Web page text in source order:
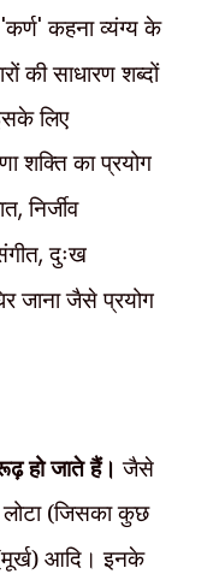
'कर्ण'कहना व्यंग्य के
की साधारण शब्दों
लिए
शक्ति का प्रयोग
,निर्जीव
,दुःख
जाना जैसे प्रयोग
हो जाते हैं।जैसे
लोटा (जिसका कुछ
आदि। इनके